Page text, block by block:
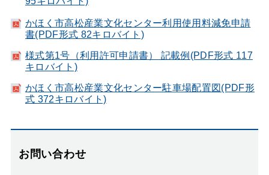
かほく市高松産業文化センター利用使用料減免申請
書(PDF形式 82キロバイト)
様式第1号（利用許可申請書） 記載例(PDF形式 117
キロバイト)
かほく市高松産業文化センター駐車場配置図(PDF形
式 372キロバイト)
お問い合わせ